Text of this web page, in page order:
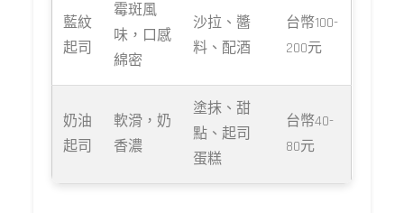
藍紋
起司
霉斑風
味，口感
綿密
沙拉、醬
料、配酒
台幣100-
200元
奶油
起司
軟滑，奶
香濃
塗抹、甜
點、起司
蛋糕
台幣40-
80元